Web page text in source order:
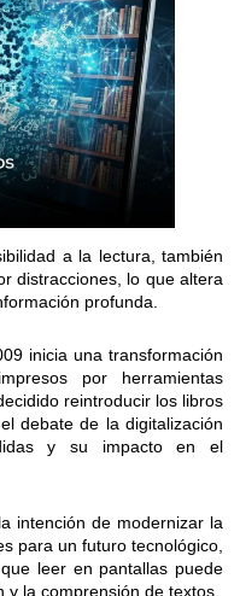
a la lectura, también
distracciones, lo que altera
profunda.
inicia una transformación
por herramientas
reintroducir los libros
debate de la digitalización
y su impacto en el
intención de modernizar la
para un futuro tecnológico,
leer en pantallas puede
la comprensión de textos.